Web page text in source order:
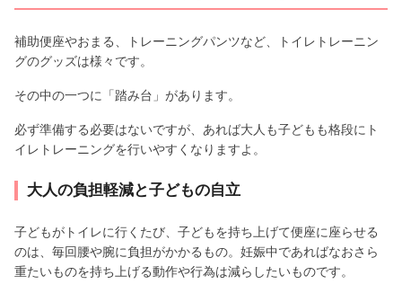
補助便座やおまる、トレーニングパンツなど、トイレトレーニン
グのグッズは様々です。
その中の一つに「踏み台」があります。
必ず準備する必要はないですが、あれば大人も子どもも格段にト
イレトレーニングを行いやすくなりますよ。
大人の負担軽減と子どもの自立
子どもがトイレに行くたび、子どもを持ち上げて便座に座らせる
のは、毎回腰や腕に負担がかかるもの。妊娠中であればなおさら
重たいものを持ち上げる動作や行為は減らしたいものです。